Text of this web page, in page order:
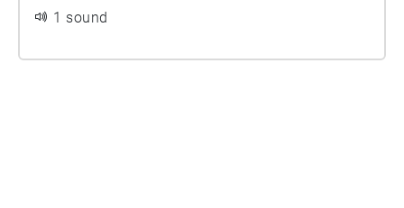
1 sound